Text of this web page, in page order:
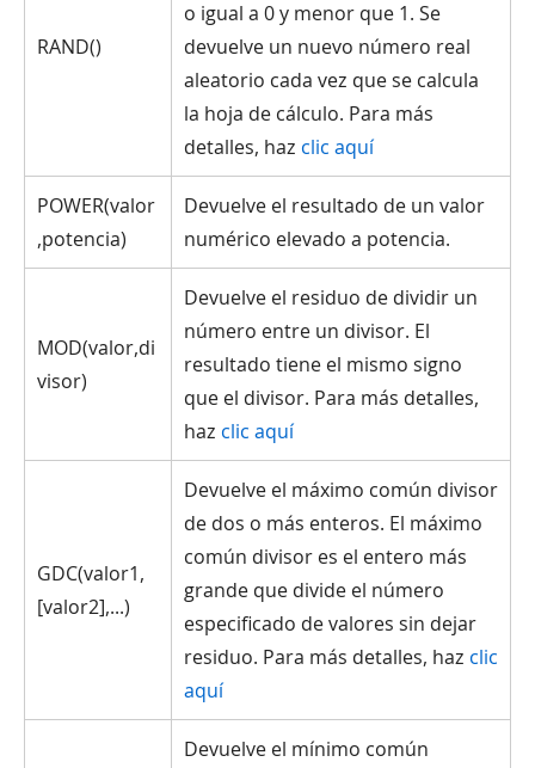
RAND()
o igual a 0 y menor que 1. Se
devuelve un nuevo número real
aleatorio cada vez que se calcula
la hoja de cálculo. Para más
detalles, haz clic aquí
POWER(valor
,potencia)
Devuelve el resultado de un valor
numérico elevado a potencia.
MOD(valor,di
visor)
Devuelve el residuo de dividir un
número entre un divisor. El
resultado tiene el mismo signo
que el divisor. Para más detalles,
haz clic aquí
GDC(valor1,
[valor2],...)
Devuelve el máximo común divisor
de dos o más enteros. El máximo
común divisor es el entero más
grande que divide el número
especificado de valores sin dejar
residuo. Para más detalles, haz clic
aquí
Devuelve el mínimo común